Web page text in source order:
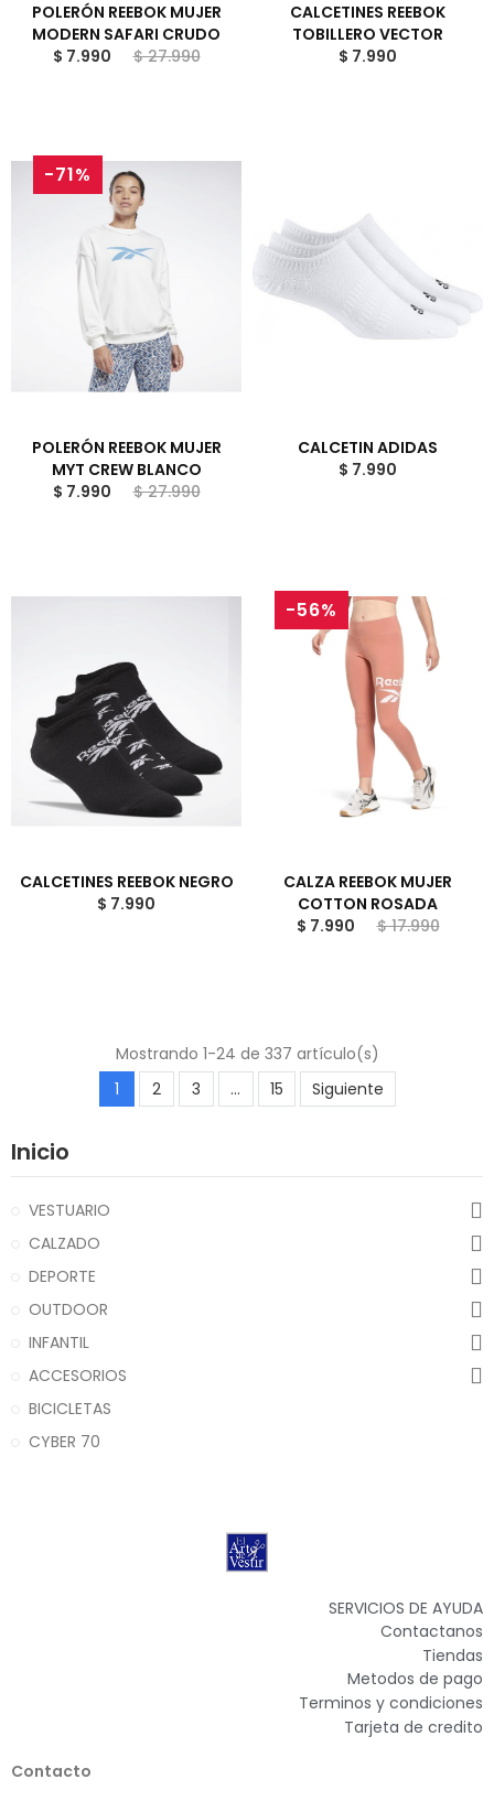
POLERÓN REEBOK MUJER
MODERN SAFARI CRUDO
$ 7.990
$ 27.990
CALCETINES REEBOK
TOBILLERO VECTOR
$ 7.990
-71%
POLERÓN REEBOK MUJER
MYT CREW BLANCO
$ 7.990
$ 27.990
CALCETIN ADIDAS
$ 7.990
CALCETINES REEBOK NEGRO
$ 7.990
-56%
CALZA REEBOK MUJER
COTTON ROSADA
$ 7.990
$ 17.990
Mostrando 1-24 de 337 artículo(s)
1
2 3 … 15 Siguiente
Inicio
VESTUARIO
CALZADO
DEPORTE
OUTDOOR
INFANTIL
ACCESORIOS
BICICLETAS
CYBER 70
SERVICIOS DE AYUDA
Contactanos
Tiendas
Metodos de pago
Terminos y condiciones
Tarjeta de credito
Contacto